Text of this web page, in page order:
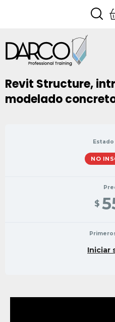
Revit Structure,
modelado
NO
$
Iniciar